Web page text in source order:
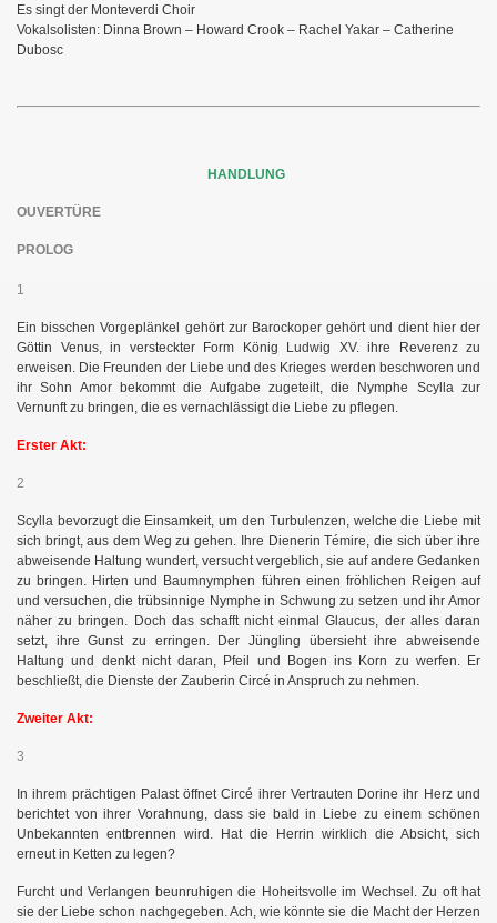
Es singt der Monteverdi Choir
Vokalsolisten: Dinna Brown – Howard Crook – Rachel Yakar – Catherine
Dubosc
HANDLUNG
OUVERTÜRE
PROLOG
1
Ein bisschen Vorgeplänkel gehört zur Barockoper gehört und dient hier der
Göttin Venus, in versteckter Form König Ludwig XV. ihre Reverenz zu
erweisen. Die Freunden der Liebe und des Krieges werden beschworen und
ihr Sohn Amor bekommt die Aufgabe zugeteilt, die Nymphe Scylla zur
Vernunft zu bringen, die es vernachlässigt die Liebe zu pflegen.
Erster Akt:
2
Scylla bevorzugt die Einsamkeit, um den Turbulenzen, welche die Liebe mit
sich bringt, aus dem Weg zu gehen. Ihre Dienerin Témire, die sich über ihre
abweisende Haltung wundert, versucht vergeblich, sie auf andere Gedanken
zu bringen. Hirten und Baumnymphen führen einen fröhlichen Reigen auf
und versuchen, die trübsinnige Nymphe in Schwung zu setzen und ihr Amor
näher zu bringen. Doch das schafft nicht einmal Glaucus, der alles daran
setzt, ihre Gunst zu erringen. Der Jüngling übersieht ihre abweisende
Haltung und denkt nicht daran, Pfeil und Bogen ins Korn zu werfen. Er
beschließt, die Dienste der Zauberin Circé in Anspruch zu nehmen.
Zweiter Akt:
3
In ihrem prächtigen Palast öffnet Circé ihrer Vertrauten Dorine ihr Herz und
berichtet von ihrer Vorahnung, dass sie bald in Liebe zu einem schönen
Unbekannten entbrennen wird. Hat die Herrin wirklich die Absicht, sich
erneut in Ketten zu legen?
Furcht und Verlangen beunruhigen die Hoheitsvolle im Wechsel. Zu oft hat
sie der Liebe schon nachgegeben. Ach, wie könnte sie die Macht der Herzen